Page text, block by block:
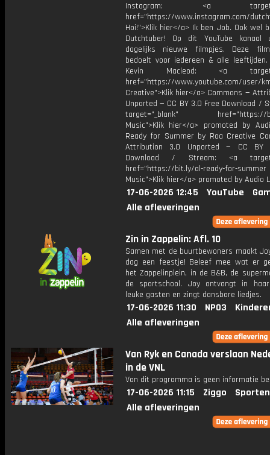
Instagram: <a
href="https://www.instagram.com/
Hoi!">Klik hier</a> Ik ben Job. Ook wel
Dutchtuber! Op dit YouTube kanaal
dagelijks nieuwe filmpjes. Deze
bedoelt voor iedereen & alle
Kevin Macleod: <a
href="https://www.youtube.com/user/
Creative">Klik hier</a> Commons —
Unported — CC BY 3.0 Free Download /
target="_blank" href="https://
Music">Klik hier</a> promoted by
Ready for Summer by Roa Creative
Attribution 3.0 Unported — CC BY
Download / Stream: <a
href="https://bit.ly/al-ready-for-summer
Music">Klik hier</a> promoted by Audio
17-06-2026 12:45 YouTube
Alle afleveringen
Zin in Zappelin: Afl. 10
Samen met de buurtbewoners maakt
dag een feestje! Beleef mee wat er
het Zappelinplein, in de B&B, de
de sportschool. Joy ontvangt in
leuke gasten en zingt dansbare liedjes.
17-06-2026 11:30 NPO3
Alle afleveringen
Van Ryk en Canada verslaan
in de VNL
Van dit programma is geen informatie
17-06-2026 11:15 Ziggo
Alle afleveringen